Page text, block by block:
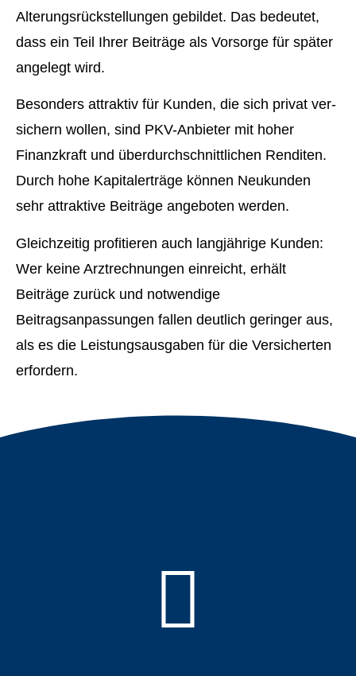
Alterungsrückstellungen gebildet. Das bedeutet,
dass ein Teil Ihrer Beiträge als Vorsorge für später
angelegt wird.
Besonders attraktiv für Kunden, die sich privat ver­
sichern wollen, sind PKV-Anbieter mit hoher
Finanzkraft und überdurchschnittlichen Renditen.
Durch hohe Kapitalerträge können Neukunden
sehr attraktive Beiträge angeboten werden.
Gleichzeitig profitieren auch langjährige Kunden:
Wer keine Arztrechnungen einreicht, erhält
Beiträge zurück und notwendige
Beitragsanpassungen fallen deutlich geringer aus,
als es die Leistungsausgaben für die Versicherten
erfordern.